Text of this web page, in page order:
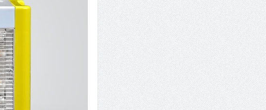
درمان ترک های پوستی با لیزر در مشهد | لیزر فوتونا برای بهبود قطعی
طراحی در خدمت نظم؛ از قفسه ‌های یک‌ طرفه تا دو طرفه، روایت